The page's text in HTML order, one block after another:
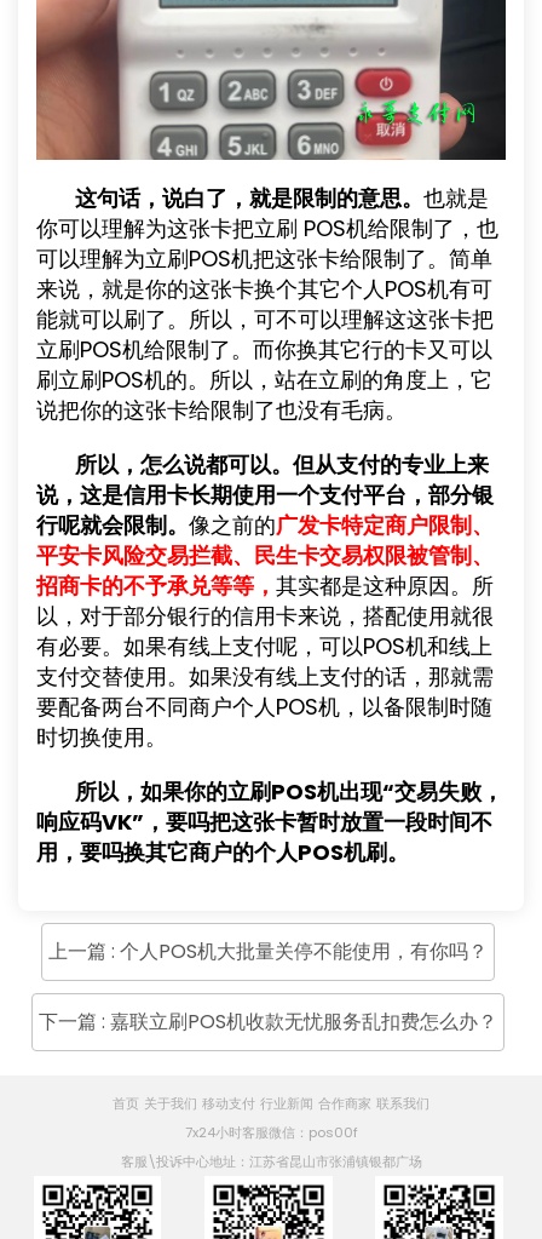
这句话，说白了，就是限制的意思。 也就是
你可以理解为这张卡把立刷 POS机给限制了，也
可以理解为立刷POS机把这张卡给限制了。简单
来说，就是你的这张卡换个其它个人POS机有可
能就可以刷了。所以，可不可以理解这这张卡把
立刷POS机给限制了。而你换其它行的卡又可以
刷立刷POS机的。所以，站在立刷的角度上，它
说把你的这张卡给限制了也没有毛病。
所以，怎么说都可以。但从支付的专业上来
说，这是信用卡长期使用一个支付平台，部分银
行呢就会限制。 像之前的广发卡特定商户限制、
平安卡风险交易拦截、民生卡交易权限被管制、
招商卡的不予承兑等等， 其实都是这种原因。所
以，对于部分银行的信用卡来说，搭配使用就很
有必要。如果有线上支付呢，可以POS机和线上
支付交替使用。如果没有线上支付的话，那就需
要配备两台不同商户个人POS机，以备限制时随
时切换使用。
所以，如果你的立刷POS机出现“交易失败，
响应码VK”，要吗把这张卡暂时放置一段时间不
用，要吗换其它商户的个人POS机刷。
上一篇 : 个人POS机大批量关停不能使用，有你吗？
下一篇 : 嘉联立刷POS机收款无忧服务乱扣费怎么办？
首页 关于我们 移动支付 行业新闻 合作商家 联系我们
7x24小时客服微信：pos00f
客服\投诉中心地址：江苏省昆山市张浦镇银都广场